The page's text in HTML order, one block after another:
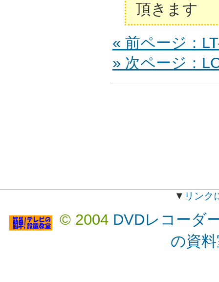
頂きます
« 前ページ：
» 次ページ：
▼ リンク
© 2004 DVDレコーダ
の資